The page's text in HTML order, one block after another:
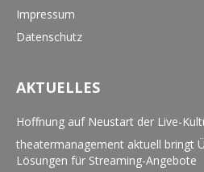
Impressum
Datenschutz
AKTUELLES
Hoffnung auf Neustart der Live-
theatermanagement aktuell bringt
Lösungen für Streaming-Angebote